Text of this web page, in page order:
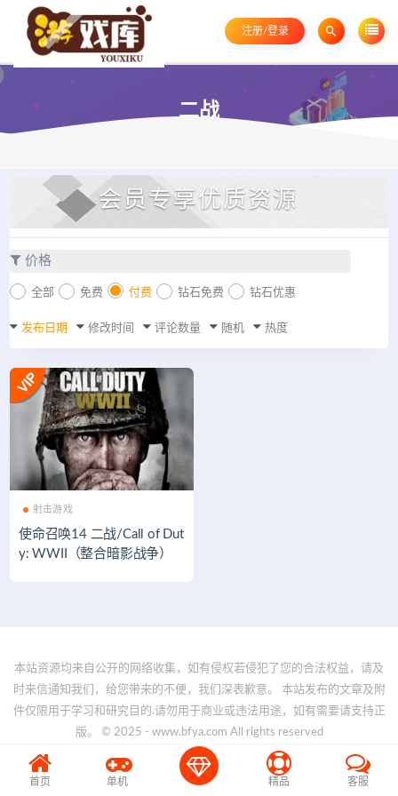
注册/登录
二战
会员专享优质资源
价格
全部 免费 付费 钻石免费 钻石优惠
发布日期 修改时间 评论数量 随机 热度
射击游戏
使命召唤14 二战/Call of Dut
y: WWII（整合暗影战争）
本站资源均来自公开的网络收集，如有侵权若侵犯了您的合法权益，请及
时来信通知我们，给您带来的不便，我们深表歉意。 本站发布的文章及附
件仅限用于学习和研究目的.请勿用于商业或违法用途，如有需要请支持正
版。 © 2025 - www.bfya.com All rights reserved
首页 单机 精品 客服